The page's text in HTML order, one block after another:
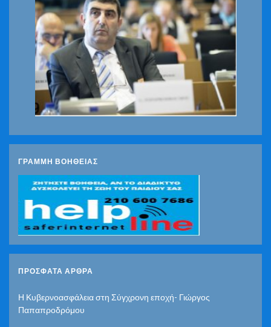
ΓΡΑΜΜΗ ΒΟΗΘΕΙΑΣ
ΠΡΌΣΦΑΤΑ ΆΡΘΡΑ
Η Κυβερνοασφάλεια στη Σύγχρονη εποχή- Γιώργος
Παπαπροδρόμου